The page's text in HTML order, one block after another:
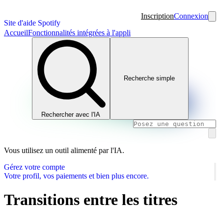
Site d'aide Spotify
InscriptionConnexion
AccueilFonctionnalités intégrées à l'appli
Rechercher avec l'IA
Recherche simple
Vous utilisez un outil alimenté par l'IA.
Gérez votre compte
Votre profil, vos paiements et bien plus encore.
Transitions entre les titres